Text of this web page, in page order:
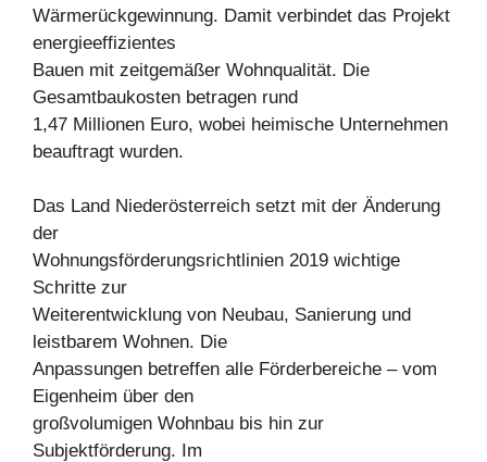
Wärmerückgewinnung. Damit verbindet das Projekt
energieeffizientes
Bauen mit zeitgemäßer Wohnqualität. Die
Gesamtbaukosten betragen rund
1,47 Millionen Euro, wobei heimische Unternehmen
beauftragt wurden.
Das Land Niederösterreich setzt mit der Änderung
der
Wohnungsförderungsrichtlinien 2019 wichtige
Schritte zur
Weiterentwicklung von Neubau, Sanierung und
leistbarem Wohnen. Die
Anpassungen betreffen alle Förderbereiche – vom
Eigenheim über den
großvolumigen Wohnbau bis hin zur
Subjektförderung. Im